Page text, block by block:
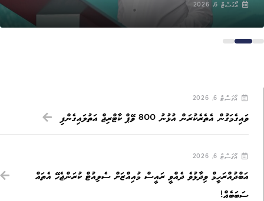
އޯގަސްޓް 6, 2026
އޯގަސްޓް 6, 2026
ވައިގެމަގުން އެތެރެކުރަން އުޅުނު 800 ވޭޕް ކާޓްރިޖް އަތުލައިގެންފި
އޯގަސްޓް 6, 2026
އަބްދުއްރަހީމް ވިދާޅުވެ ދެއްވީ ރައީސް މުއިއްޒަށް ސެލިއުޓް ކުރަންޖެހޭ އެތައް
ސަބަބެއް!